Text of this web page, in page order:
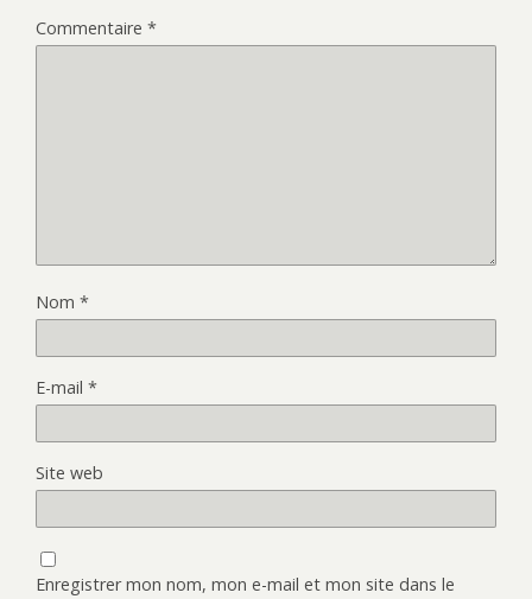
Commentaire *
Nom *
E-mail *
Site web
Enregistrer mon nom, mon e-mail et mon site dans le